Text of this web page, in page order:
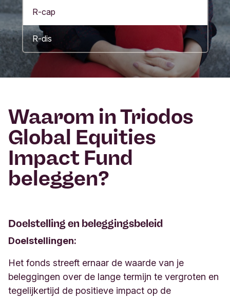
R-cap
R-dis
Waarom in Triodos
Global Equities
Impact Fund
beleggen?
Doelstelling en beleggingsbeleid
Doelstellingen:
Het fonds streeft ernaar de waarde van je
beleggingen over de lange termijn te vergroten en
tegelijkertijd de positieve impact op de